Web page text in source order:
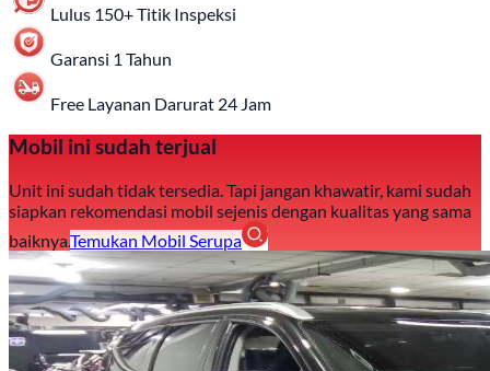
Lulus 150+ Titik Inspeksi
Garansi 1 Tahun
Free Layanan Darurat 24 Jam
Mobil ini sudah terjual
Unit ini sudah tidak tersedia. Tapi jangan khawatir, kami sudah
siapkan rekomendasi mobil sejenis dengan kualitas yang sama
baiknya.Temukan Mobil Serupa